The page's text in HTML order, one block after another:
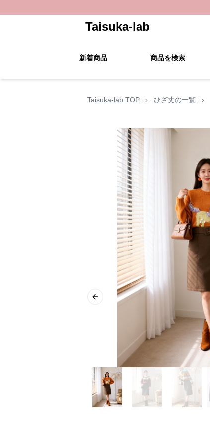
Taisuka-lab
新着商品 商品を検索
Taisuka-lab TOP › ひざ丈の一覧 ›
Previous slide